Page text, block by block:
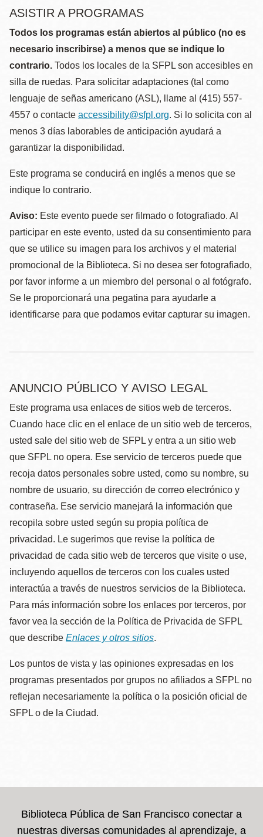
ASISTIR A PROGRAMAS
Todos los programas están abiertos al público (no es
necesario inscribirse) a menos que se indique lo
contrario. Todos los locales de la SFPL son accesibles en
silla de ruedas. Para solicitar adaptaciones (tal como
lenguaje de señas americano (ASL), llame al (415) 557-
4557 o contacte accessibility@sfpl.org. Si lo solicita con al
menos 3 días laborables de anticipación ayudará a
garantizar la disponibilidad.
Este programa se conducirá en inglés a menos que se
indique lo contrario.
Aviso: Este evento puede ser filmado o fotografiado. Al
participar en este evento, usted da su consentimiento para
que se utilice su imagen para los archivos y el material
promocional de la Biblioteca. Si no desea ser fotografiado,
por favor informe a un miembro del personal o al fotógrafo.
Se le proporcionará una pegatina para ayudarle a
identificarse para que podamos evitar capturar su imagen.
ANUNCIO PÚBLICO Y AVISO LEGAL
Este programa usa enlaces de sitios web de terceros.
Cuando hace clic en el enlace de un sitio web de terceros,
usted sale del sitio web de SFPL y entra a un sitio web
que SFPL no opera. Ese servicio de terceros puede que
recoja datos personales sobre usted, como su nombre, su
nombre de usuario, su dirección de correo electrónico y
contraseña. Ese servicio manejará la información que
recopila sobre usted según su propia política de
privacidad. Le sugerimos que revise la política de
privacidad de cada sitio web de terceros que visite o use,
incluyendo aquellos de terceros con los cuales usted
interactúa a través de nuestros servicios de la Biblioteca.
Para más información sobre los enlaces por terceros, por
favor vea la sección de la Política de Privacida de SFPL
que describe Enlaces y otros sitios.
Los puntos de vista y las opiniones expresadas en los
programas presentados por grupos no afiliados a SFPL no
reflejan necesariamente la política o la posición oficial de
SFPL o de la Ciudad.
Biblioteca Pública de San Francisco conectar a
nuestras diversas comunidades al aprendizaje, a